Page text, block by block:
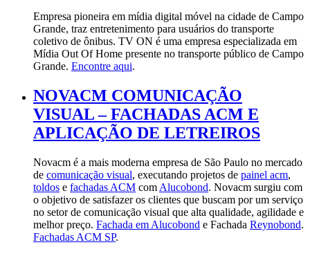
Empresa pioneira em mídia digital móvel na cidade de Campo
Grande, traz entretenimento para usuários do transporte
coletivo de ônibus. TV ON é uma empresa especializada em
Mídia Out Of Home presente no transporte público de Campo
Grande. Encontre aqui.
NOVACM COMUNICAÇÃO
VISUAL – FACHADAS ACM E
APLICAÇÃO DE LETREIROS
Novacm é a mais moderna empresa de São Paulo no mercado
de comunicação visual, executando projetos de painel acm,
toldos e fachadas ACM com Alucobond. Novacm surgiu com
o objetivo de satisfazer os clientes que buscam por um serviço
no setor de comunicação visual que alta qualidade, agilidade e
melhor preço. Fachada em Alucobond e Fachada Reynobond.
Fachadas ACM SP.